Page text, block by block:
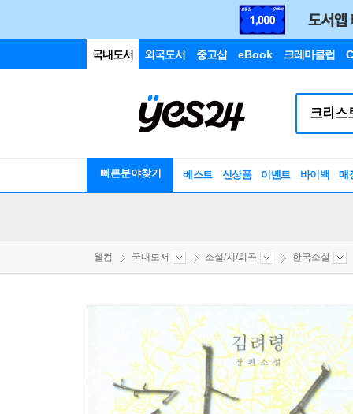
국내도서 외국도서 중고샵 eBook 크레마클럽
빠른분야찾기 베스트 신상품 이벤트 바이백 매
웰컴 국내도서 소설/시/희곡 한국소설